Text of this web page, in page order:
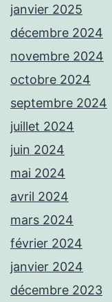
janvier 2025
décembre 2024
novembre 2024
octobre 2024
septembre 2024
juillet 2024
juin 2024
mai 2024
avril 2024
mars 2024
février 2024
janvier 2024
décembre 2023